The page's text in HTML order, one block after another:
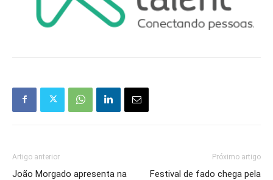
Artigo anterior
João Morgado apresenta na
Próximo artigo
Festival de fado chega pela